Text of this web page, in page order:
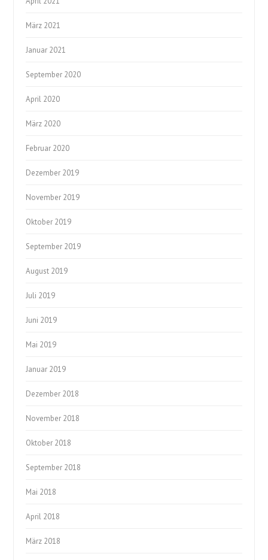
März 2021
Januar 2021
September 2020
April 2020
März 2020
Februar 2020
Dezember 2019
November 2019
Oktober 2019
September 2019
August 2019
Juli 2019
Juni 2019
Mai 2019
Januar 2019
Dezember 2018
November 2018
Oktober 2018
September 2018
Mai 2018
April 2018
März 2018